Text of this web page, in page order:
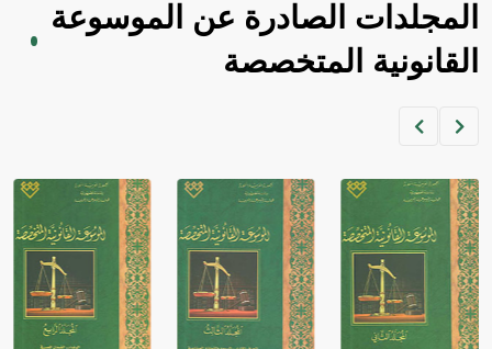
المجلدات الصادرة عن الموسوعة
القانونية المتخصصة